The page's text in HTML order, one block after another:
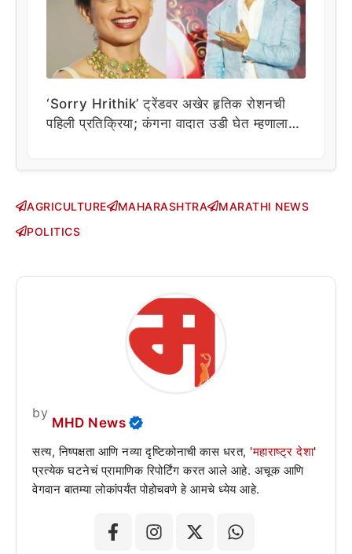
‘Sorry Hrithik’ ट्रेंडवर अखेर हृतिक रोशनची
पहिली प्रतिक्रिया; कंगना वादात उडी घेत म्हणाला…
AGRICULTURE MAHARASHTRA
MARATHI NEWS
POLITICS
by
MHD News
सत्य, निष्पक्षता आणि नव्या दृष्टिकोनाची कास धरत, 'महाराष्ट्र देशा'
प्रत्येक घटनेचं प्रामाणिक रिपोर्टिंग करत आले आहे. अचूक आणि
वेगवान बातम्या लोकांपर्यंत पोहोचवणे हे आमचे ध्येय आहे.